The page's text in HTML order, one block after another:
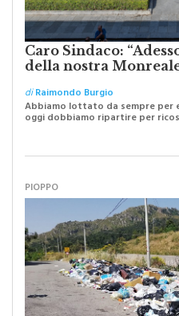
Caro Sindaco:
della nostra
diRaimondo Burgio
Abbiamo lottato da sempre per
oggi dobbiamo ripartire per
PIOPPO